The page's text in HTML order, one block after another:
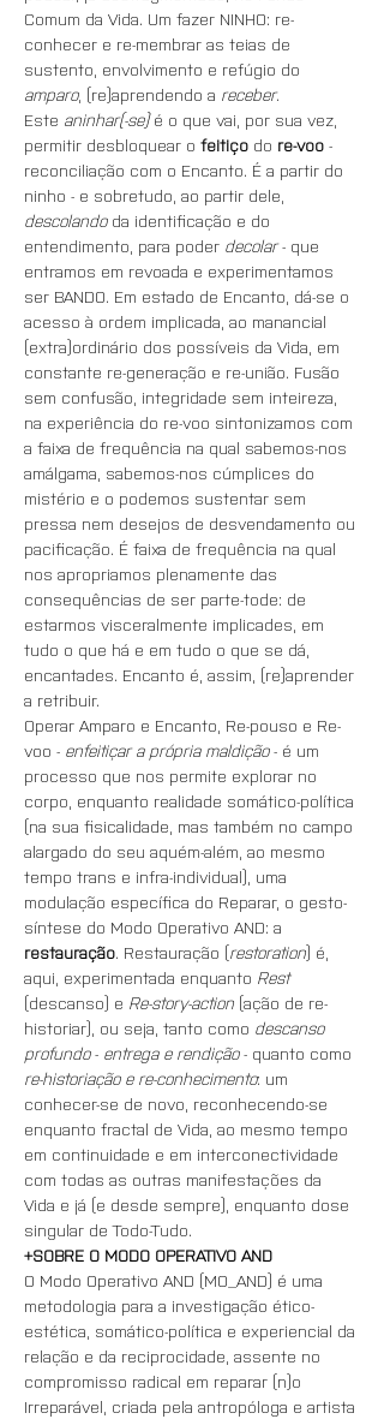
Comum da Vida. Um fazer NINHO: re-
conhecer e re-membrar as teias de
sustento, envolvimento e refúgio do
amparo, (re)aprendendo a receber.
Este aninhar(-se) é o que vai, por sua vez,
permitir desbloquear o feitiço do re-voo -
reconciliação com o Encanto. É a partir do
ninho - e sobretudo, ao partir dele,
descolando da identificação e do
entendimento, para poder decolar - que
entramos em revoada e experimentamos
ser BANDO. Em estado de Encanto, dá-se o
acesso à ordem implicada, ao manancial
(extra)ordinário dos possíveis da Vida, em
constante re-generação e re-união. Fusão
sem confusão, integridade sem inteireza,
na experiência do re-voo sintonizamos com
a faixa de frequência na qual sabemos-nos
amálgama, sabemos-nos cúmplices do
mistério e o podemos sustentar sem
pressa nem desejos de desvendamento ou
pacificação. É faixa de frequência na qual
nos apropriamos plenamente das
consequências de ser parte-tode: de
estarmos visceralmente implicades, em
tudo o que há e em tudo o que se dá,
encantades. Encanto é, assim, (re)aprender
a retribuir.
Operar Amparo e Encanto, Re-pouso e Re-
voo - enfeitiçar a própria maldição - é um
processo que nos permite explorar no
corpo, enquanto realidade somático-política
(na sua fisicalidade, mas também no campo
alargado do seu aquém-além, ao mesmo
tempo trans e infra-individual), uma
modulação específica do Reparar, o gesto-
síntese do Modo Operativo AND: a
restauração. Restauração (restoration) é,
aqui, experimentada enquanto Rest
(descanso) e Re-story-action (ação de re-
historiar), ou seja, tanto como descanso
profundo - entrega e rendição - quanto como
re-historiação e re-conhecimento: um
conhecer-se de novo, reconhecendo-se
enquanto fractal de Vida, ao mesmo tempo
em continuidade e em interconectividade
com todas as outras manifestações da
Vida e já (e desde sempre), enquanto dose
singular de Todo-Tudo.
+SOBRE O MODO OPERATIVO AND
O Modo Operativo AND (MO_AND) é uma
metodologia para a investigação ético-
estética, somático-política e experiencial da
relação e da reciprocidade, assente no
compromisso radical em reparar (n)o
Irreparável, criada pela antropóloga e artista